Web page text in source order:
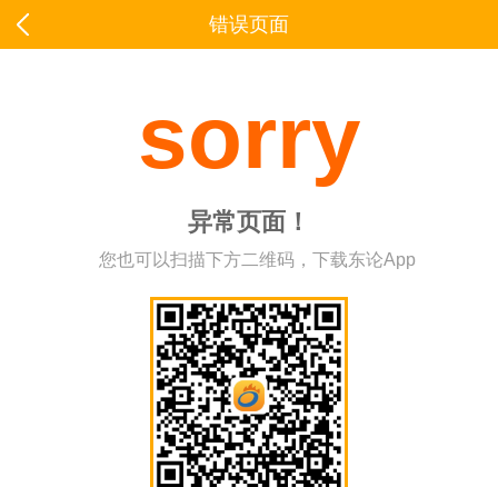
错误页面
sorry
异常页面！
您也可以扫描下方二维码，下载东论App